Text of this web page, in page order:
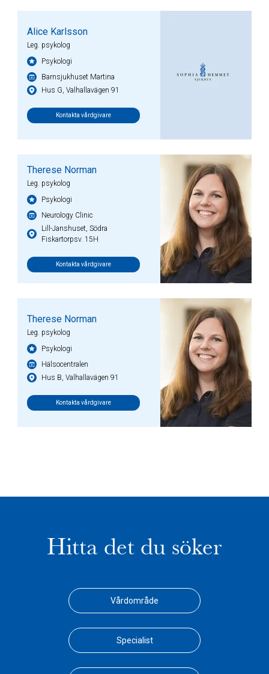
Alice Karlsson
Leg. psykolog
Psykologi
Barnsjukhuset Martina
Hus G, Valhallavägen 91
Kontakta vårdgivare
Therese Norman
Leg. psykolog
Psykologi
Neurology Clinic
Lill-Janshuset, Södra
Fiskartorpsv. 15H
Kontakta vårdgivare
Therese Norman
Leg. psykolog
Psykologi
Hälsocentralen
Hus B, Valhallavägen 91
Kontakta vårdgivare
Hitta det du söker
Vårdområde
Specialist